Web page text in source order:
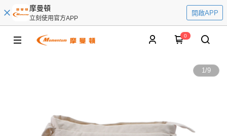
摩曼頓
立刻使用官方APP
開啟APP
0
1/9